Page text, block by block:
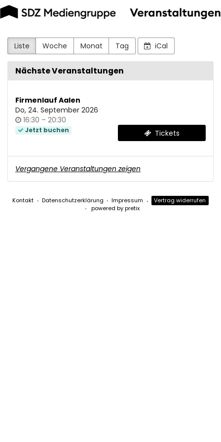
Zum
Haupt-
springen
SDZ
und
Medien
GmbH
Liste Woche Monat Tag iCal
Nächste Veranstaltungen
Firmenlauf Aalen
Do, 24. September 2026
Uhrzeit
16:30 – bis
20:30
Jetzt buchen Tickets
Vergangene Veranstaltungen zeigen
Kontakt Datenschutzerklärung Impressum
Vertrag widerrufen
powered by pretix